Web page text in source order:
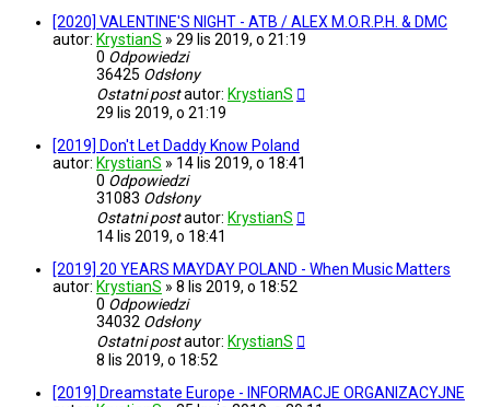
[2020] VALENTINE'S NIGHT - ATB / ALEX M.O.R.P.H. & DMC
autor: KrystianS » 29 lis 2019, o 21:19
0 Odpowiedzi
36425 Odsłony
Ostatni postautor: KrystianS
29 lis 2019, o 21:19
[2019] Don't Let Daddy Know Poland
autor: KrystianS » 14 lis 2019, o 18:41
0 Odpowiedzi
31083 Odsłony
Ostatni postautor: KrystianS
14 lis 2019, o 18:41
[2019] 20 YEARS MAYDAY POLAND - When Music Matters
autor: KrystianS » 8 lis 2019, o 18:52
0 Odpowiedzi
34032 Odsłony
Ostatni postautor: KrystianS
8 lis 2019, o 18:52
[2019] Dreamstate Europe - INFORMACJE ORGANIZACYJNE